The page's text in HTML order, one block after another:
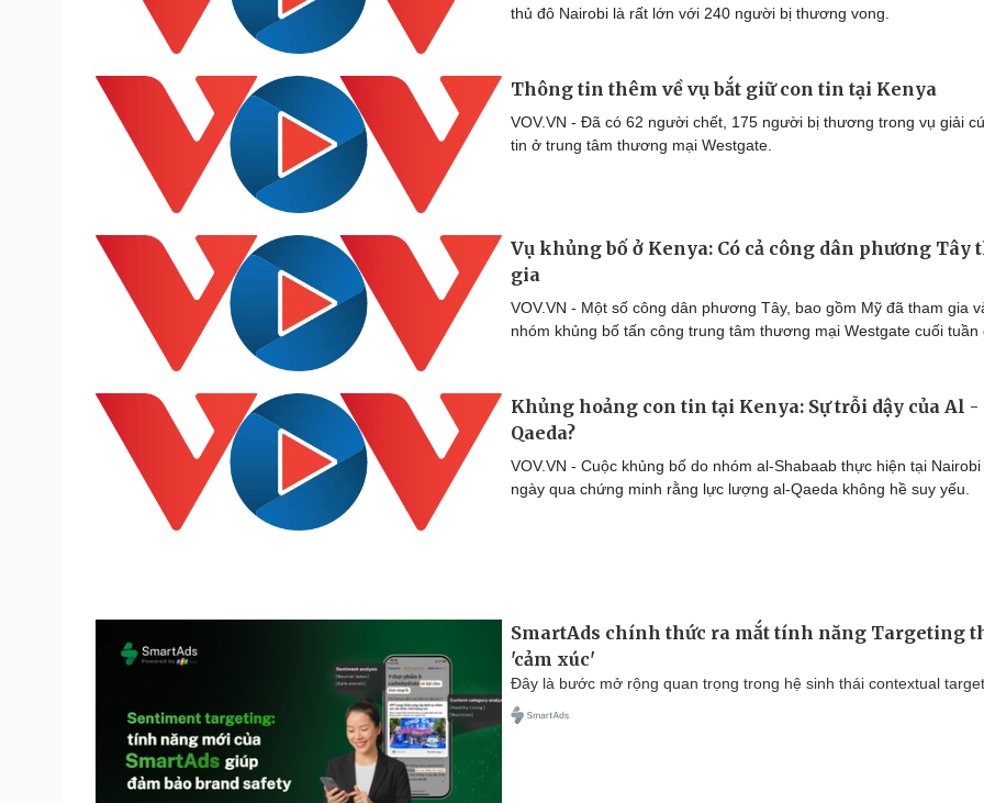
thủ đô Nairobi là rất lớn với 240 người bị thương vong.
Thông tin thêm về vụ bắt giữ con tin tại Kenya
VOV.VN - Đã có 62 người chết, 175 người bị thương trong vụ giải
tin ở trung tâm thương mại Westgate.
Vụ khủng bố ở Kenya: Có cả công dân phương Tây
gia
VOV.VN - Một số công dân phương Tây, bao gồm Mỹ đã tham gia
nhóm khủng bố tấn công trung tâm thương mại Westgate cuối tuần
Khủng hoảng con tin tại Kenya: Sự trỗi dậy của Al -
Qaeda?
VOV.VN - Cuộc khủng bố do nhóm al-Shabaab thực hiện tại Nairobi
ngày qua chứng minh rằng lực lượng al-Qaeda không hề suy yếu.
SmartAds chính thức ra mắt tính năng Targeting
'cảm xúc'
Đây là bước mở rộng quan trọng trong hệ sinh thái contextual